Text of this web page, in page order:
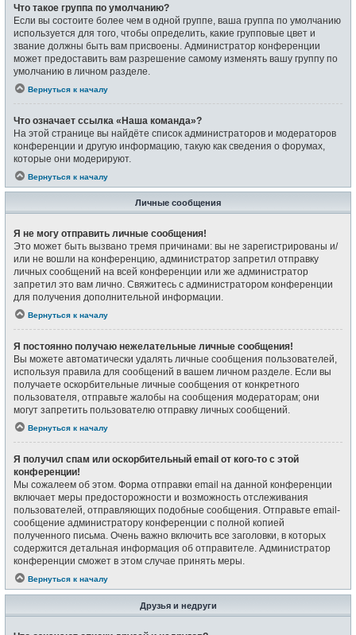
Что такое группа по умолчанию?
Если вы состоите более чем в одной группе, ваша группа по умолчанию
используется для того, чтобы определить, какие групповые цвет и
звание должны быть вам присвоены. Администратор конференции
может предоставить вам разрешение самому изменять вашу группу по
умолчанию в личном разделе.
Вернуться к началу
Что означает ссылка «Наша команда»?
На этой странице вы найдёте список администраторов и модераторов
конференции и другую информацию, такую как сведения о форумах,
которые они модерируют.
Вернуться к началу
Личные сообщения
Я не могу отправить личные сообщения!
Это может быть вызвано тремя причинами: вы не зарегистрированы и/
или не вошли на конференцию, администратор запретил отправку
личных сообщений на всей конференции или же администратор
запретил это вам лично. Свяжитесь с администратором конференции
для получения дополнительной информации.
Вернуться к началу
Я постоянно получаю нежелательные личные сообщения!
Вы можете автоматически удалять личные сообщения пользователей,
используя правила для сообщений в вашем личном разделе. Если вы
получаете оскорбительные личные сообщения от конкретного
пользователя, отправьте жалобы на сообщения модераторам; они
могут запретить пользователю отправку личных сообщений.
Вернуться к началу
Я получил спам или оскорбительный email от кого-то с этой
конференции!
Мы сожалеем об этом. Форма отправки email на данной конференции
включает меры предосторожности и возможность отслеживания
пользователей, отправляющих подобные сообщения. Отправьте email-
сообщение администратору конференции с полной копией
полученного письма. Очень важно включить все заголовки, в которых
содержится детальная информация об отправителе. Администратор
конференции сможет в этом случае принять меры.
Вернуться к началу
Друзья и недруги